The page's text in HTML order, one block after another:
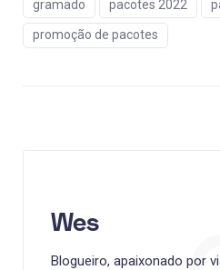
gramado pacotes 2022
promoção de pacotes
Wes
Blogueiro, apaixonado por